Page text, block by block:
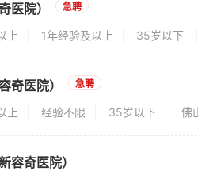
医院） 急聘
上 1年经验及以上 35岁以下
奇医院） 急聘
上 经验不限 35岁以下 佛
容奇医院）